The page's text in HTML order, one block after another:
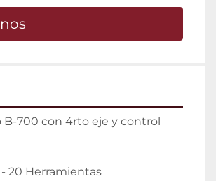
700 con 4rto eje y control
20 Herramientas